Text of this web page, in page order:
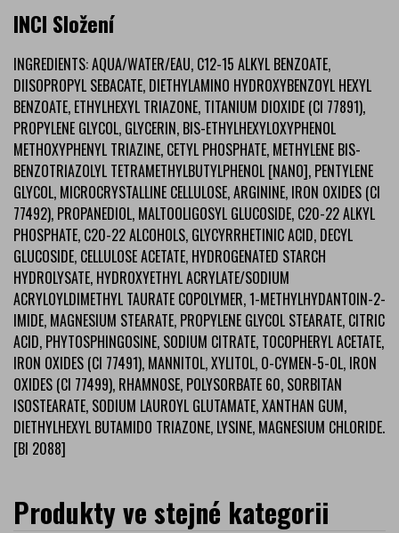
INCI Složení
INGREDIENTS: AQUA/WATER/EAU, C12-15 ALKYL BENZOATE,
DIISOPROPYL SEBACATE, DIETHYLAMINO HYDROXYBENZOYL HEXYL
BENZOATE, ETHYLHEXYL TRIAZONE, TITANIUM DIOXIDE (CI 77891),
PROPYLENE GLYCOL, GLYCERIN, BIS-ETHYLHEXYLOXYPHENOL
METHOXYPHENYL TRIAZINE, CETYL PHOSPHATE, METHYLENE BIS-
BENZOTRIAZOLYL TETRAMETHYLBUTYLPHENOL [NANO], PENTYLENE
GLYCOL, MICROCRYSTALLINE CELLULOSE, ARGININE, IRON OXIDES (CI
77492), PROPANEDIOL, MALTOOLIGOSYL GLUCOSIDE, C20-22 ALKYL
PHOSPHATE, C20-22 ALCOHOLS, GLYCYRRHETINIC ACID, DECYL
GLUCOSIDE, CELLULOSE ACETATE, HYDROGENATED STARCH
HYDROLYSATE, HYDROXYETHYL ACRYLATE/SODIUM
ACRYLOYLDIMETHYL TAURATE COPOLYMER, 1-METHYLHYDANTOIN-2-
IMIDE, MAGNESIUM STEARATE, PROPYLENE GLYCOL STEARATE, CITRIC
ACID, PHYTOSPHINGOSINE, SODIUM CITRATE, TOCOPHERYL ACETATE,
IRON OXIDES (CI 77491), MANNITOL, XYLITOL, O-CYMEN-5-OL, IRON
OXIDES (CI 77499), RHAMNOSE, POLYSORBATE 60, SORBITAN
ISOSTEARATE, SODIUM LAUROYL GLUTAMATE, XANTHAN GUM,
DIETHYLHEXYL BUTAMIDO TRIAZONE, LYSINE, MAGNESIUM CHLORIDE.
[BI 2088]
Produkty ve stejné kategorii